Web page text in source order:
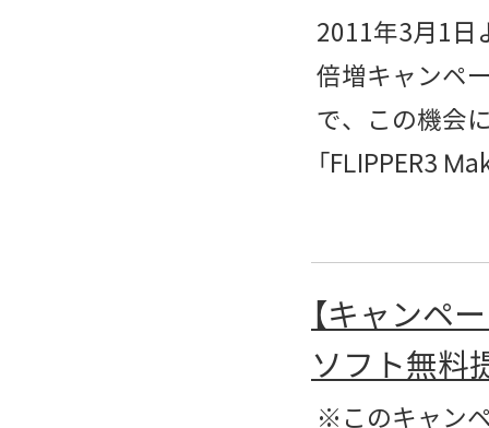
2011年3月1日
倍増キャンペ
で、この機会
「FLIPPER3
【キャンペ
ソフト無料
※このキャン